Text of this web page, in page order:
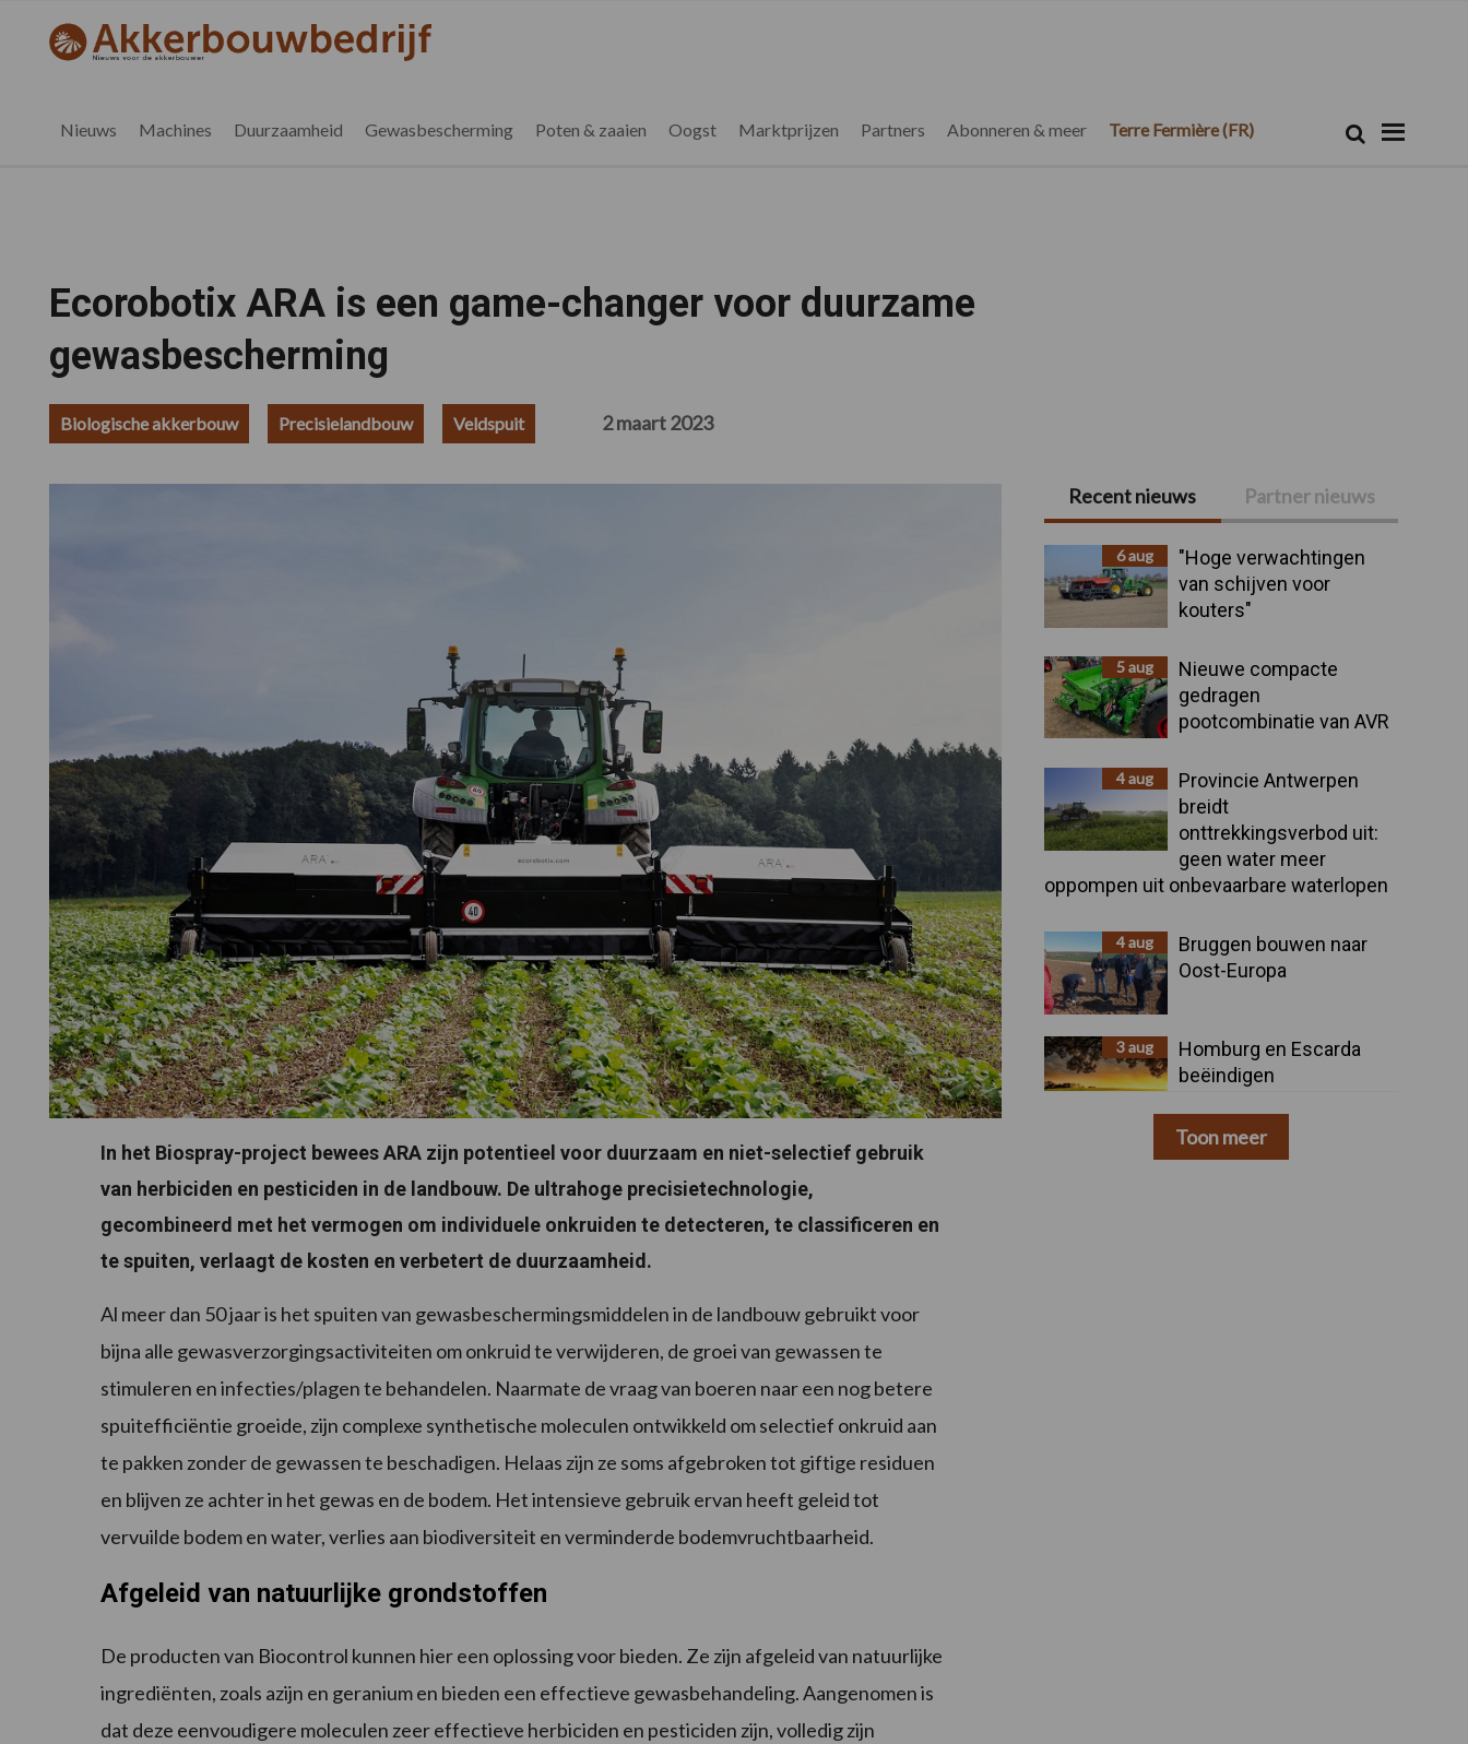
hoofdnavigatie
eerste
voettekst
akkerbouwbedrijf.be
Nieuws
Nieuws Machines Duurzaamheid Gewasbescherming Poten & zaaien Oogst Marktprijzen Partners Abonneren & meer Terre Fermière (FR) Zoek
Ecorobotix ARA is een game-changer voor duurzame
gewasbescherming
Biologische akkerbouw Precisielandbouw Veldspuit 2 maart 2023
In het Biospray-project bewees ARA zijn potentieel voor duurzaam en niet-selectief gebruik
van herbiciden en pesticiden in de landbouw. De ultrahoge precisietechnologie,
gecombineerd met het vermogen om individuele onkruiden te detecteren, te classificeren en
te spuiten, verlaagt de kosten en verbetert de duurzaamheid.
Al meer dan 50 jaar is het spuiten van gewasbeschermingsmiddelen in de landbouw gebruikt voor
bijna alle gewasverzorgingsactiviteiten om onkruid te verwijderen, de groei van gewassen te
stimuleren en infecties/plagen te behandelen. Naarmate de vraag van boeren naar een nog betere
spuitefficiëntie groeide, zijn complexe synthetische moleculen ontwikkeld om selectief onkruid aan
te pakken zonder de gewassen te beschadigen. Helaas zijn ze soms afgebroken tot giftige residuen
en blijven ze achter in het gewas en de bodem. Het intensieve gebruik ervan heeft geleid tot
vervuilde bodem en water, verlies aan biodiversiteit en verminderde bodemvruchtbaarheid.
Afgeleid van natuurlijke grondstoffen
De producten van Biocontrol kunnen hier een oplossing voor bieden. Ze zijn afgeleid van natuurlijke
ingrediënten, zoals azijn en geranium en bieden een effectieve gewasbehandeling. Aangenomen is
dat deze eenvoudigere moleculen zeer effectieve herbiciden en pesticiden zijn, volledig zijn
Primaire
Sidebar
Recent nieuws Partner nieuws
6 aug
"Hoge verwachtingen
van schijven voor
kouters"
5 aug
Nieuwe compacte
gedragen
pootcombinatie van AVR
4 aug
Provincie Antwerpen
breidt
onttrekkingsverbod uit:
geen water meer
oppompen uit onbevaarbare waterlopen
4 aug
Bruggen bouwen naar
Oost-Europa
3 aug
Homburg en Escarda
beëindigen
Toon meer